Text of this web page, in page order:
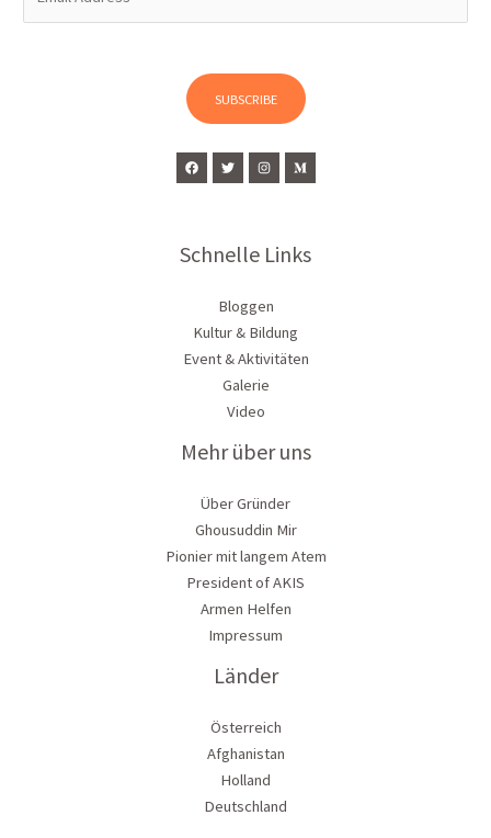
SUBSCRIBE
Schnelle Links
Bloggen
Kultur & Bildung
Event & Aktivitäten
Galerie
Video
Mehr über uns
Über Gründer
Ghousuddin Mir
Pionier mit langem Atem
President of AKIS
Armen Helfen
Impressum
Länder
Österreich
Afghanistan
Holland
Deutschland